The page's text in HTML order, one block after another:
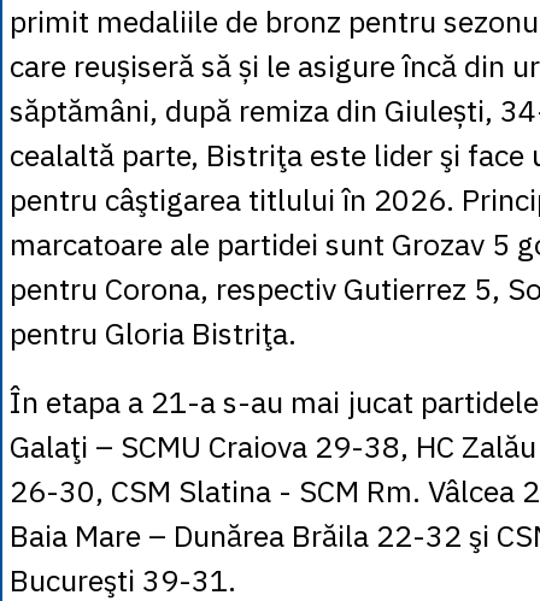
primit medaliile de bronz pentru
care reușiseră să și le asigure încă din
săptămâni, după remiza din Giulești,
cealaltă parte, Bistriţa este lider şi face
pentru câştigarea titlului în 2026.
marcatoare ale partidei sunt Grozav 5
pentru Corona, respectiv Gutierrez 5,
pentru Gloria Bistriţa.
În etapa a 21-a s-au mai jucat
Galaţi – SCMU Craiova 29-38, HC
26-30, CSM Slatina - SCM Rm. Vâlcea
Baia Mare – Dunărea Brăila 22-32 şi
Bucureşti 39-31.